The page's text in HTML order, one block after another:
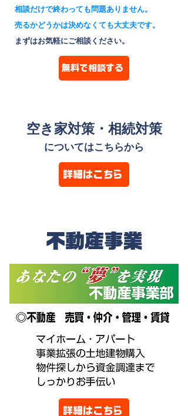
相談だけで終わっても問題ありません。
売るかどうかは決めなくても大丈夫です。
まずはお気軽にご相談ください。
無料で相談する
空き家対策・相続対策
についてはこちらから
詳細はこちら
不動産事業
詳細はこちら